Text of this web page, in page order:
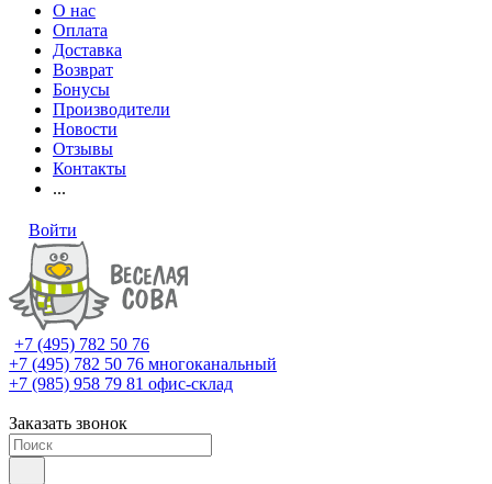
О нас
Оплата
Доставка
Возврат
Бонусы
Производители
Новости
Отзывы
Контакты
...
Войти
+7 (495) 782 50 76
+7 (495) 782 50 76 многоканальный
+7 (985) 958 79 81 офис-склад
Заказать звонок